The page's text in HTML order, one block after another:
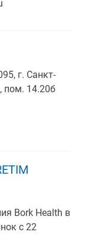
г. Санкт-
пом. 14.20б
Bork Health в
с 22